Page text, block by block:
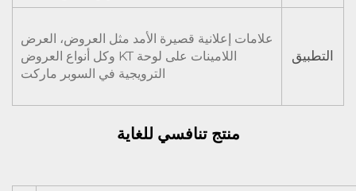
التطبيق
علامات إعلانية قصيرة الأمد مثل العروض، العرض
اللامينات على لوحة KT وكل أنواع العروض
الترويجية في السوبر ماركت
منتج تنافسي للغاية